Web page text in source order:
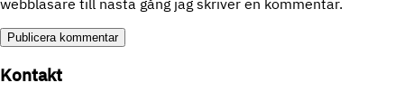
webbläsare till nästa gång jag skriver en kommentar.
Kontakt